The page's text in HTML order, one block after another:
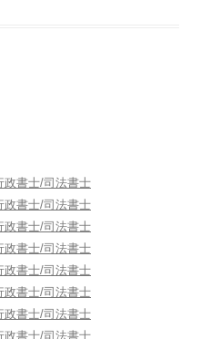
政書士/司法書士
政書士/司法書士
政書士/司法書士
政書士/司法書士
政書士/司法書士
政書士/司法書士
政書士/司法書士
政書士/司法書士